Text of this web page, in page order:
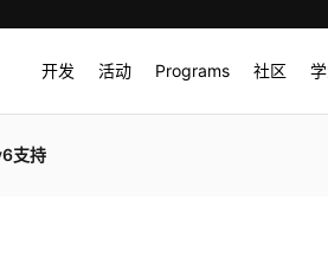
开发 活动 Programs 社区
支持